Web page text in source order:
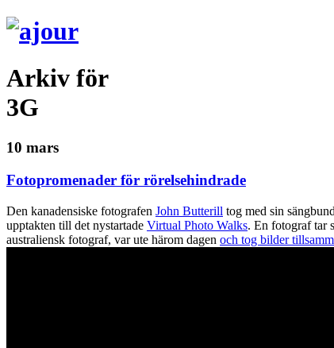
Arkiv för
3G
10 mars
Fotopromenader för rörelsehindrade
Den kanadensiske fotografen John Butterill tog med sin
upptakten till det nystartade Virtual Photo Walks. En fotograf tar
australiensk fotograf, var ute härom dagen och tog bilder